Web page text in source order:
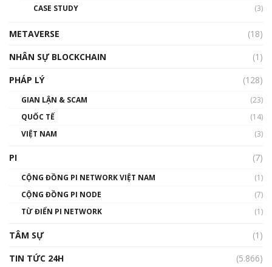
01:32:59
gió ấm
Talkshow 14: MemeCoin – Trò đùa tỷ đô
01:29:26
CASE STUDY
(3)
METAVERSE
(18)
NHÂN SỰ BLOCKCHAIN
(1)
PHÁP LÝ
(128)
GIAN LẬN & SCAM
(23)
QUỐC TẾ
(14)
VIỆT NAM
(3)
PI (7)
CỘNG ĐỒNG PI NETWORK VIỆT NAM
(1)
CỘNG ĐỒNG PI NODE
(7)
TỪ ĐIỂN PI NETWORK
(1)
TÂM SỰ
(1)
TIN TỨC 24H
(5.866)